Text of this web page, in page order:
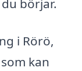
börjar.
i Rörö,
kan